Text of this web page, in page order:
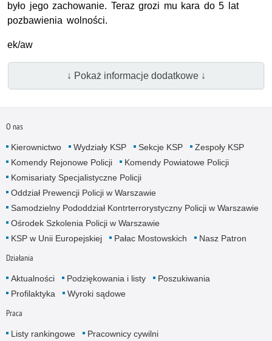
było jego zachowanie. Teraz grozi mu kara do 5 lat
pozbawienia wolności.
ek/aw
↓ Pokaż informacje dodatkowe ↓
O nas
Kierownictwo Wydziały KSP Sekcje KSP
Zespoły KSP
Komendy Rejonowe Policji
Komendy Powiatowe Policji
Komisariaty Specjalistyczne Policji
Oddział Prewencji Policji w Warszawie
Samodzielny Pododdział Kontrterrorystyczny Policji w Warszawie
Ośrodek Szkolenia Policji w Warszawie
KSP w Unii Europejskiej
Pałac Mostowskich Nasz Patron
Działania
Aktualności Podziękowania i listy
Poszukiwania
Profilaktyka
Wyroki sądowe
Praca
Listy rankingowe Pracownicy cywilni